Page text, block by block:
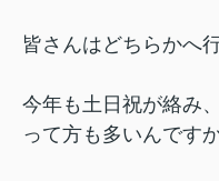
皆さんはどちらかへ
今年も土日祝が絡み、
って方も多いんです